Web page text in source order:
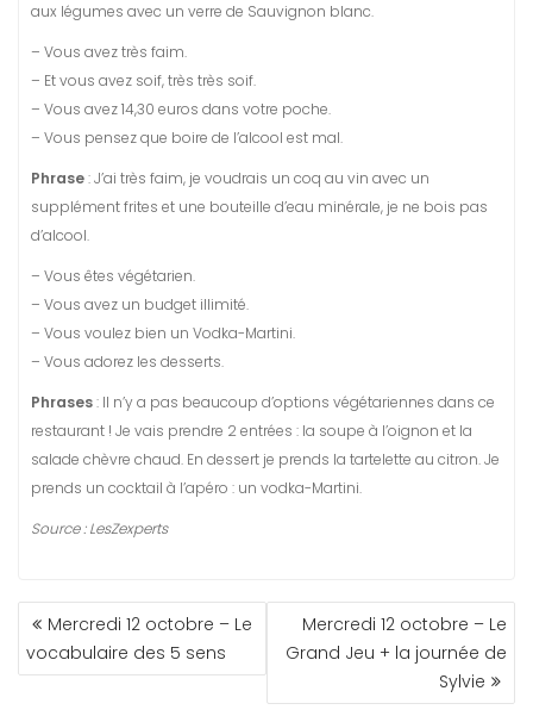
aux légumes avec un verre de Sauvignon blanc.
– Vous avez très faim.
– Et vous avez soif, très très soif.
– Vous avez 14,30 euros dans votre poche.
– Vous pensez que boire de l’alcool est mal.
Phrase: J’ai très faim, je voudrais un coq au vin avec un
supplément frites et une bouteille d’eau minérale, je ne bois pas
d’alcool.
– Vous êtes végétarien.
– Vous avez un budget illimité.
– Vous voulez bien un Vodka-Martini.
– Vous adorez les desserts.
Phrases: Il n’y a pas beaucoup d’options végétariennes dans ce
restaurant ! Je vais prendre 2 entrées : la soupe à l’oignon et la
salade chèvre chaud. En dessert je prends la tartelette au citron. Je
prends un cocktail à l’apéro : un vodka-Martini.
Source : LesZexperts
NAVIGATION
DE
L’ARTICLE
Mercredi 12 octobre – Le
vocabulaire des 5 sens
Mercredi 12 octobre – Le
Grand Jeu + la journée de
Sylvie